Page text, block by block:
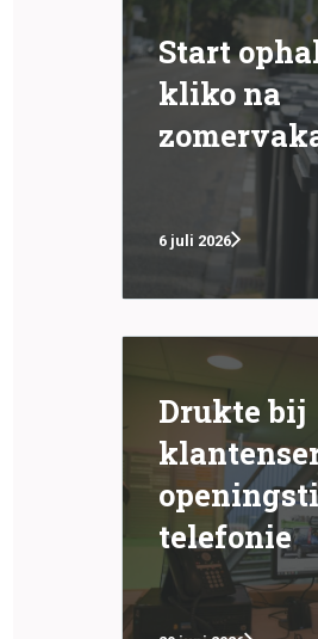
Start
kliko na
6 juli 2026
Drukte bij
telefonie